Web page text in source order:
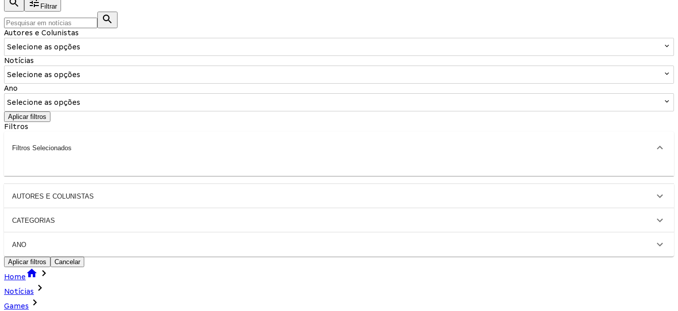
Filtrar
Autores e Colunistas
Selecione as opções
Notícias
Selecione as opções
Ano
Selecione as opções
Aplicar filtros
Filtros
Filtros Selecionados
AUTORES E COLUNISTAS
CATEGORIAS
ANO
Aplicar filtros Cancelar
Home
Notícias
Games